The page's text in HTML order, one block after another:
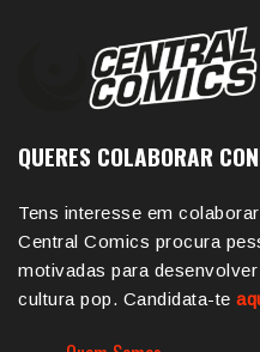
QUERES COLABORAR
Tens interesse em
Central Comics procura
motivadas para
cultura pop. Candidata-te